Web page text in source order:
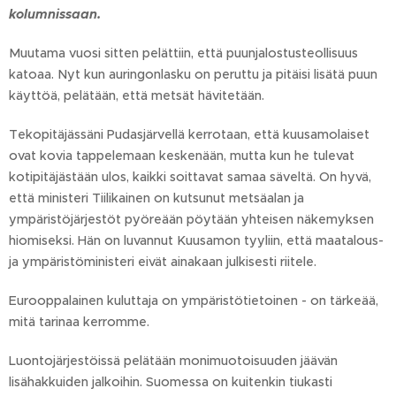
kolumnissaan.
Muutama vuosi sitten pelättiin, että puunjalostusteollisuus
katoaa. Nyt kun auringonlasku on peruttu ja pitäisi lisätä puun
käyttöä, pelätään, että metsät hävitetään.
Tekopitäjässäni Pudasjärvellä kerrotaan, että kuusamolaiset
ovat kovia tappelemaan keskenään, mutta kun he tulevat
kotipitäjästään ulos, kaikki soittavat samaa säveltä. On hyvä,
että ministeri Tiilikainen on kutsunut metsäalan ja
ympäristöjärjestöt pyöreään pöytään yhteisen näkemyksen
hiomiseksi. Hän on luvannut Kuusamon tyyliin, että maatalous-
ja ympäristöministeri eivät ainakaan julkisesti riitele.
Eurooppalainen kuluttaja on ympäristötietoinen - on tärkeää,
mitä tarinaa kerromme.
Luontojärjestöissä pelätään monimuotoisuuden jäävän
lisähakkuiden jalkoihin. Suomessa on kuitenkin tiukasti